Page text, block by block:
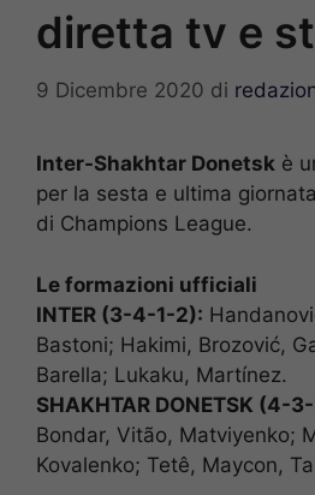
diretta tv e
9 Dicembre 2020 di
Inter-Shakhtar Donetsk è
per la sesta e ultima
di Champions League.
Le formazioni ufficiali
INTER (3-4-1-2):
Bastoni; Hakimi, Brozović,
Barella; Lukaku, Martínez.
SHAKHTAR DONETSK (4-
Bondar, Vitão, Matviyenko;
Kovalenko; Tetê, Maycon,